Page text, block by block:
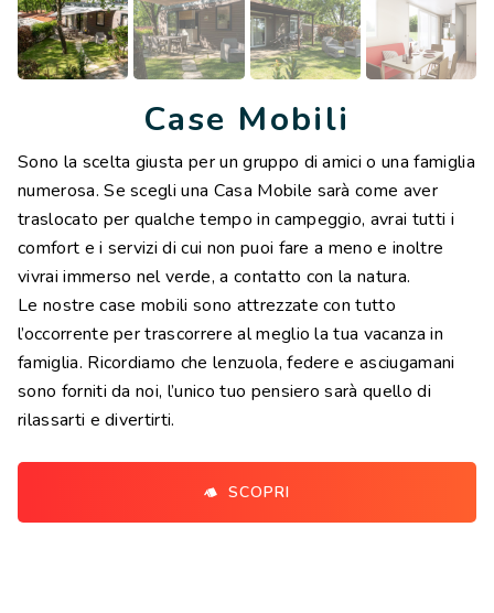
Case Mobili
Sono la scelta giusta per un gruppo di amici o una famiglia
numerosa. Se scegli una Casa Mobile sarà come aver
traslocato per qualche tempo in campeggio, avrai tutti i
comfort e i servizi di cui non puoi fare a meno e inoltre
vivrai immerso nel verde, a contatto con la natura.
Le nostre case mobili sono attrezzate con tutto
l’occorrente per trascorrere al meglio la tua vacanza in
famiglia. Ricordiamo che lenzuola, federe e asciugamani
sono forniti da noi, l’unico tuo pensiero sarà quello di
rilassarti e divertirti.
SCOPRI